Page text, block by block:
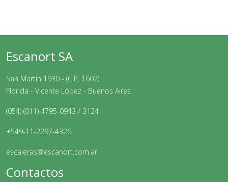
Escanort SA
San Martín 1930 - (C.P. 1602)
Florida - Vicente López - Buenos Aires
(054) (011) 4795-0943 / 3124
+549-11-2297-4326
escaleras@escanort.com.ar
Contactos